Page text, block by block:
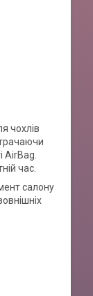
чохлів
AirBag.
час.
салону